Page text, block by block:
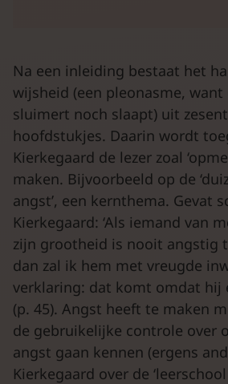
Na een inleiding bestaat het
wijsheid (een pleonasme,
sluimert noch slaapt) uit
hoofdstukjes. Daarin wordt
Kierkegaard de lezer zoal
maken. Bijvoorbeeld op de
angst’, een kernthema. Gevat
Kierkegaard: ‘Als iemand van
zijn grootheid is nooit angstig
dan zal ik hem met vreugde
verklaring: dat komt omdat hij
(p. 45). Angst heeft te maken
de gebruikelijke controle over
angst gaan kennen (ergens
Kierkegaard over de